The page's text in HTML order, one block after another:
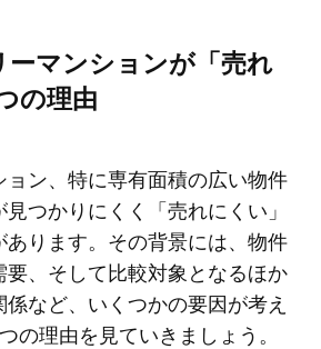
ーマンションが「売れ
の理由
ョン、特に専有面積の広い物件
つかりにくく「売れにくい」
あります。その背景には、物件
、そして比較対象となるほか
など、いくつかの要因が考え
の理由を見ていきましょう。